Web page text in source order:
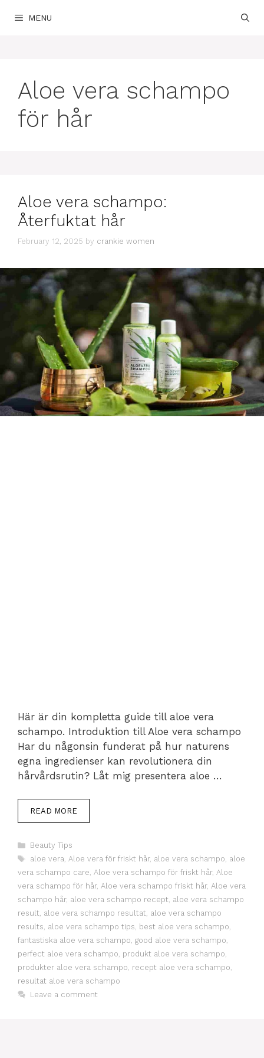
MENU
Aloe vera schampo
för hår
Aloe vera schampo:
Återfuktat hår
February 12, 2025 by crankie women
Här är din kompletta guide till aloe vera
schampo. Introduktion till Aloe vera schampo
Har du någonsin funderat på hur naturens
egna ingredienser kan revolutionera din
hårvårdsrutin? Låt mig presentera aloe …
READ MORE
Categories
Beauty Tips
Tags
aloe vera Aloe vera för friskt hår, aloe vera schampo aloe
vera schampo care Aloe vera schampo för friskt hår, Aloe
vera schampo för hår, Aloe vera schampo friskt hår, Aloe vera
schampo hår, aloe vera schampo recept aloe vera schampo
result aloe vera schampo resultat aloe vera schampo
results aloe vera schampo tips best aloe vera schampo
fantastiska aloe vera schampo good aloe vera schampo
perfect aloe vera schampo produkt aloe vera schampo
produkter aloe vera schampo recept aloe vera schampo
resultat aloe vera schampo
Leave a comment